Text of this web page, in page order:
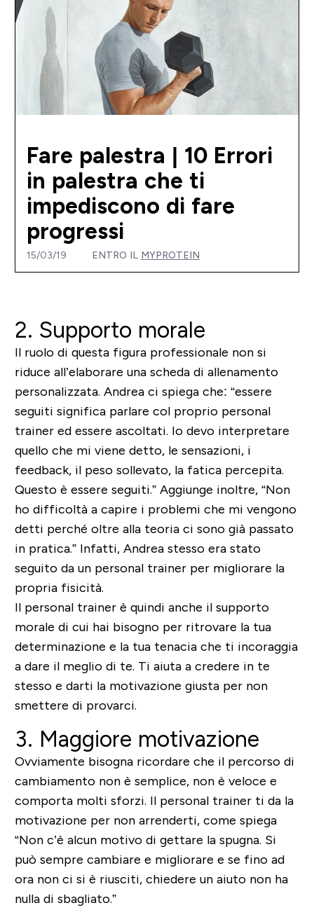
Fare palestra | 10 Errori
in palestra che ti
impediscono di fare
progressi
15/03/19 ENTRO IL MYPROTEIN
2. Supporto morale
Il ruolo di questa figura professionale non si
riduce all’elaborare una scheda di allenamento
personalizzata. Andrea ci spiega che: “essere
seguiti significa parlare col proprio personal
trainer ed essere ascoltati. Io devo interpretare
quello che mi viene detto, le sensazioni, i
feedback, il peso sollevato, la fatica percepita.
Questo è essere seguiti.” Aggiunge inoltre, “Non
ho difficoltà a capire i problemi che mi vengono
detti perché oltre alla teoria ci sono già passato
in pratica.” Infatti, Andrea stesso era stato
seguito da un personal trainer per migliorare la
propria fisicità.
Il personal trainer è quindi anche il supporto
morale di cui hai bisogno per ritrovare la tua
determinazione e la tua tenacia che ti incoraggia
a dare il meglio di te. Ti aiuta a credere in te
stesso e darti la motivazione giusta per non
smettere di provarci.
3. Maggiore motivazione
Ovviamente bisogna ricordare che il percorso di
cambiamento non è semplice, non è veloce e
comporta molti sforzi. Il personal trainer ti da la
motivazione per non arrenderti, come spiega
“Non c’è alcun motivo di gettare la spugna. Si
può sempre cambiare e migliorare e se fino ad
ora non ci si è riusciti, chiedere un aiuto non ha
nulla di sbagliato.”